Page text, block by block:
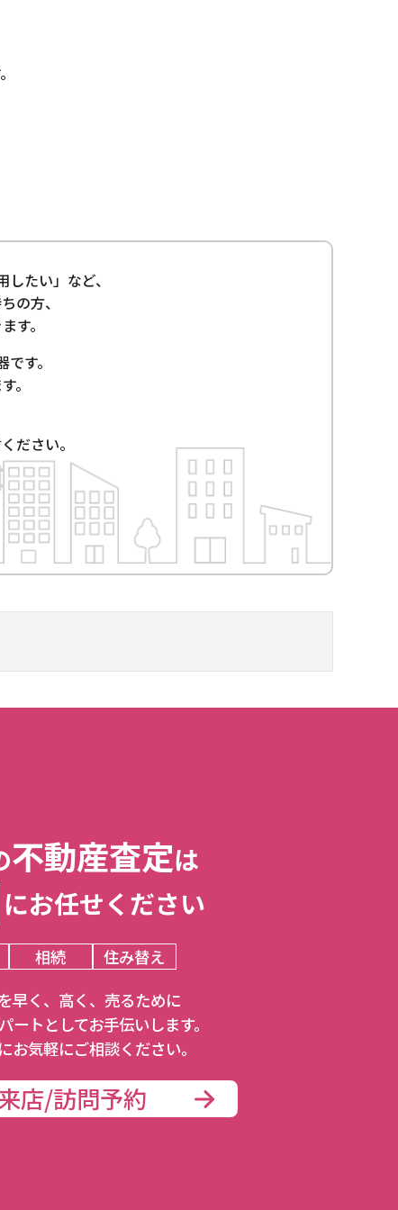
たい」など、
の方、
す。
す。
。
ださい。
不動産査定は
にお任せください
相続
住み替え
早く、⾼く、売るために
ートとしてお⼿伝いします。
お気軽にご相談ください。
店/訪問予約